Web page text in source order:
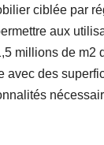
ciblée par
aux
millions de m2
avec des